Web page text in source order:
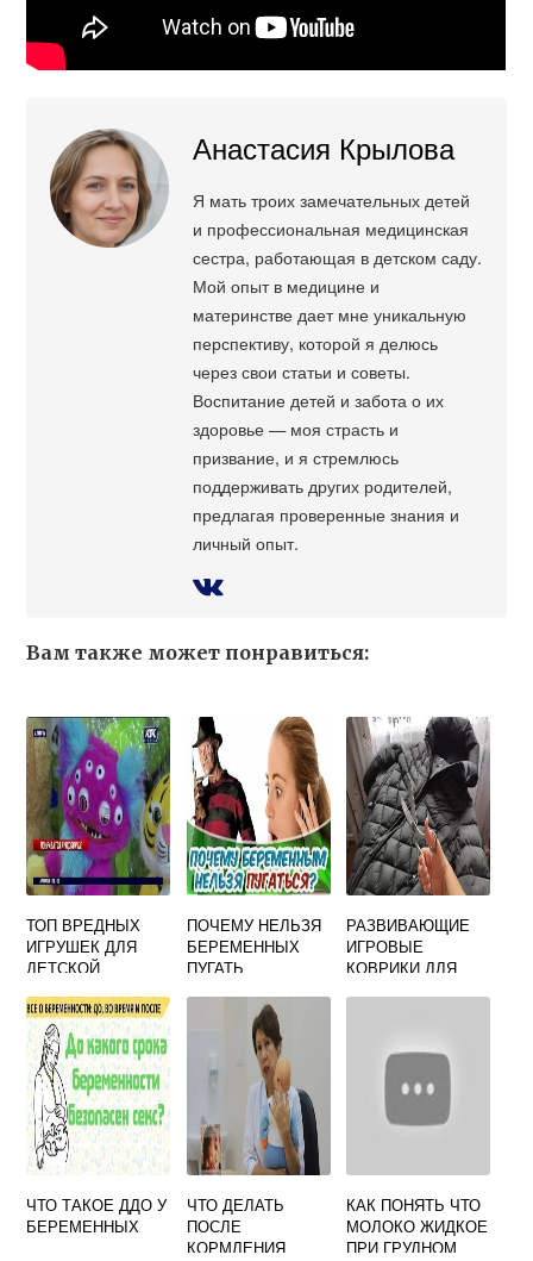
Анастасия Крылова
Я мать троих замечательных детей
и профессиональная медицинская
сестра, работающая в детском саду.
Мой опыт в медицине и
материнстве дает мне уникальную
перспективу, которой я делюсь
через свои статьи и советы.
Воспитание детей и забота о их
здоровье — моя страсть и
призвание, и я стремлюсь
поддерживать других родителей,
предлагая проверенные знания и
личный опыт.
Вам также может понравиться:
ТОП ВРЕДНЫХ
ИГРУШЕК ДЛЯ
ДЕТСКОЙ
НОВОСТИ -
OM1.RU
ПОЧЕМУ НЕЛЬЗЯ
БЕРЕМЕННЫХ
ПУГАТЬ
РАЗВИВАЮЩИЕ
ИГРОВЫЕ
КОВРИКИ ДЛЯ
СВОИМИ РУКАМИ
ЧТО ТАКОЕ ДДО У
БЕРЕМЕННЫХ
ЧТО ДЕЛАТЬ
ПОСЛЕ
КОРМЛЕНИЯ
КАК ПОНЯТЬ ЧТО
МОЛОКО ЖИДКОЕ
ПРИ ГРУДНОМ